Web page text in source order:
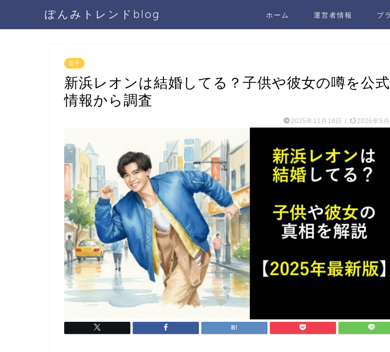
ぽんみトレンドblog ホーム 運営者情報 プ
歌手
新浜レオンは結婚してる？子供や彼女の噂を公式
情報から調査
2025年11月18日 / 2026年5月